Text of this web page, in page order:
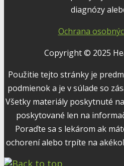
diagnózy
Ochrana
Copyright © 2025
Použitie tejto stránky je
podmienok a je v súlade so
Všetky materiály poskytnuté
poskytované len na
Poraďte sa s lekárom ak
ochorení alebo trpíte na